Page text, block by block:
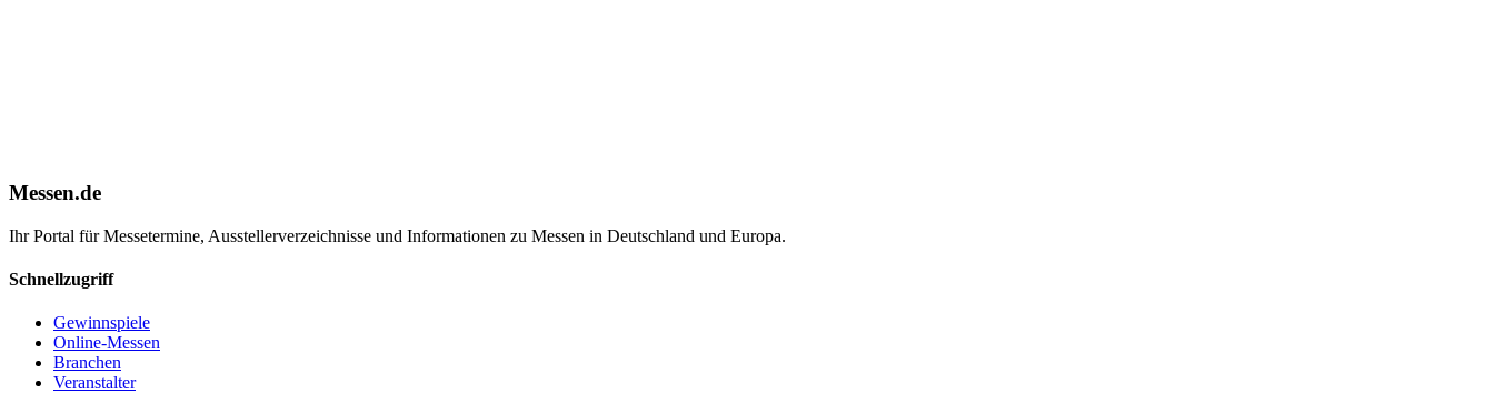
Messen.de
Ihr Portal für Messetermine, Ausstellerverzeichnisse und Informationen zu Messen in Deutschland und Europa.
Schnellzugriff
Gewinnspiele
Online-Messen
Branchen
Veranstalter